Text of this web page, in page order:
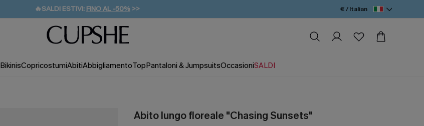
🔥SALDI ESTIVI: FINO AL -50% >>
🚚SPEDIZIONE GRATUITA DA 49€
💌REGALO PER I NUOVI: 20% DI SCONTO*
€ / Italian
BikinisCopricostumiAbitiAbbigliamentoTopPantaloni & JumpsuitsOccasioniSALDI
Abito lungo floreale "Chasing Sunsets"